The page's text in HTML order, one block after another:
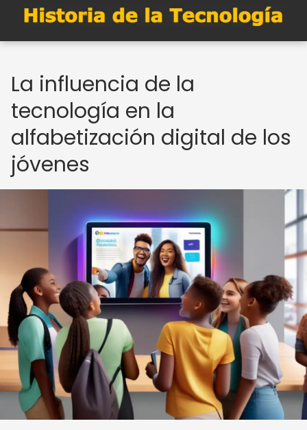
La influencia de la
tecnología en la
alfabetización digital de los
jóvenes